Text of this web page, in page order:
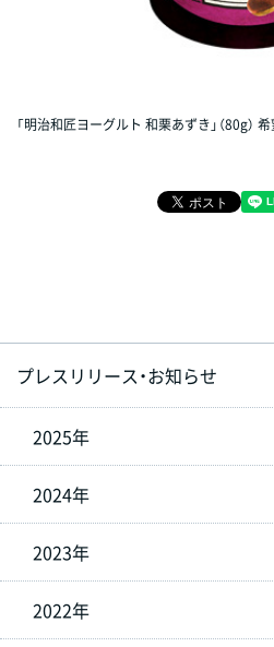
「明治和匠ヨーグルト 和栗あずき」（80g） 希
プレスリリース・お知らせ
2025年
2024年
2023年
2022年